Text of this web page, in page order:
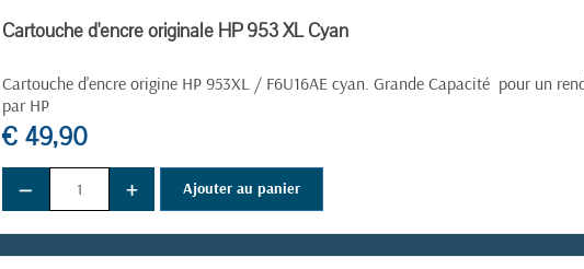
Cartouche d'encre originale HP 953 XL Cyan
Cartouche d'encre origine HP 953XL / F6U16AE cyan. Grande Capacité pour un
par HP
€ 49,90
− + Ajouter au panier